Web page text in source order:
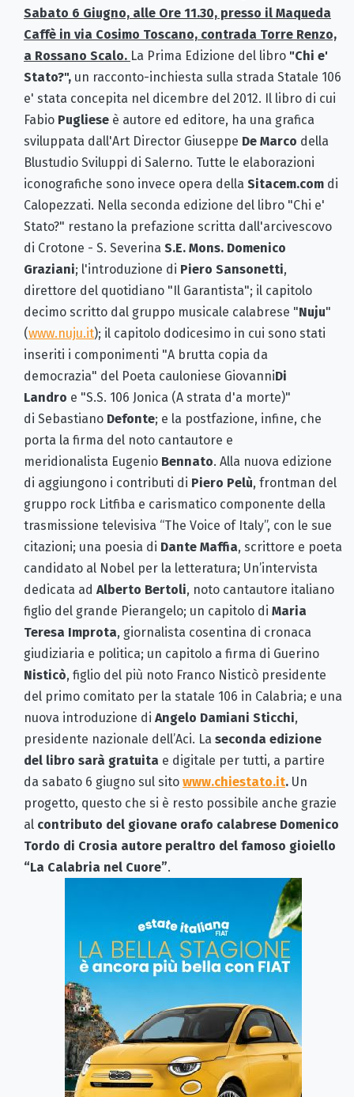
Sabato 6 Giugno, alle Ore 11.30, presso il Maqueda
Caffè in via Cosimo Toscano, contrada Torre Renzo,
a Rossano Scalo. La Prima Edizione del libro "Chi e'
Stato?", un racconto-inchiesta sulla strada Statale 106
e' stata concepita nel dicembre del 2012. Il libro di cui
Fabio Pugliese è autore ed editore, ha una grafica
sviluppata dall'Art Director Giuseppe De Marco della
Blustudio Sviluppi di Salerno. Tutte le elaborazioni
iconografiche sono invece opera della Sitacem.com di
Calopezzati. Nella seconda edizione del libro "Chi e'
Stato?" restano la prefazione scritta dall'arcivescovo
di Crotone - S. Severina S.E. Mons. Domenico
Graziani; l'introduzione di Piero Sansonetti,
direttore del quotidiano "Il Garantista"; il capitolo
decimo scritto dal gruppo musicale calabrese "Nuju"
(www.nuju.it); il capitolo dodicesimo in cui sono stati
inseriti i componimenti "A brutta copia da
democrazia" del Poeta cauloniese GiovanniDi
Landro e "S.S. 106 Jonica (A strata d'a morte)"
di Sebastiano Defonte; e la postfazione, infine, che
porta la firma del noto cantautore e
meridionalista Eugenio Bennato. Alla nuova edizione
di aggiungono i contributi di Piero Pelù, frontman del
gruppo rock Litfiba e carismatico componente della
trasmissione televisiva “The Voice of Italy”, con le sue
citazioni; una poesia di Dante Maffia, scrittore e poeta
candidato al Nobel per la letteratura; Un’intervista
dedicata ad Alberto Bertoli, noto cantautore italiano
figlio del grande Pierangelo; un capitolo di Maria
Teresa Improta, giornalista cosentina di cronaca
giudiziaria e politica; un capitolo a firma di Guerino
Nisticò, figlio del più noto Franco Nisticò presidente
del primo comitato per la statale 106 in Calabria; e una
nuova introduzione di Angelo Damiani Sticchi,
presidente nazionale dell’Aci. La seconda edizione
del libro sarà gratuita e digitale per tutti, a partire
da sabato 6 giugno sul sito www.chiestato.it. Un
progetto, questo che si è resto possibile anche grazie
al contributo del giovane orafo calabrese Domenico
Tordo di Crosia autore peraltro del famoso gioiello
“La Calabria nel Cuore”.